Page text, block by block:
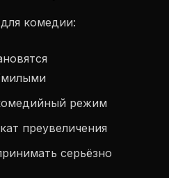
комедии:
режим
преувеличения
серьёзно